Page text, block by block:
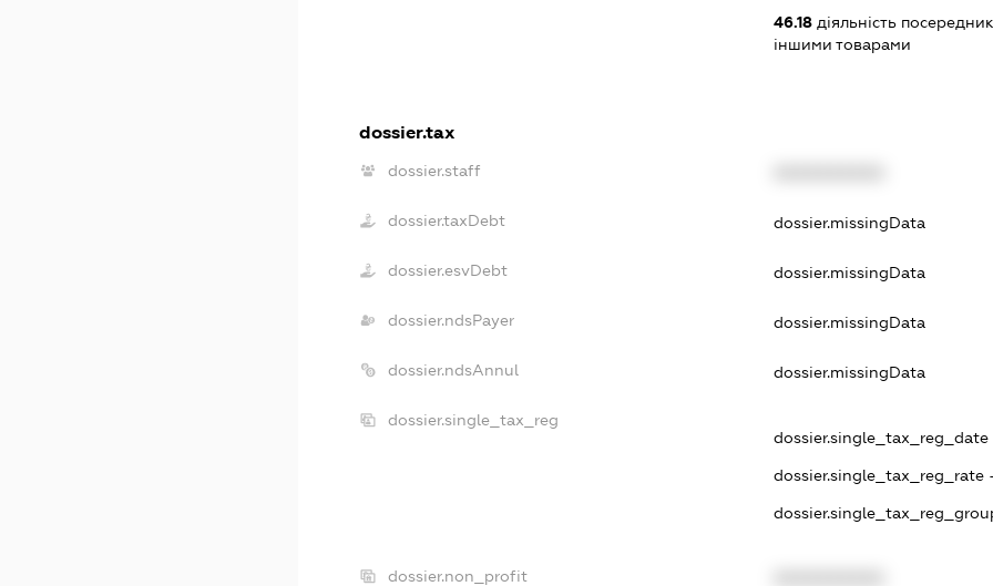
46.18діяльність
іншими товарами
dossier.tax
dossier.staff
dossier.taxDebt dossier.missingData
dossier.esvDebt dossier.missingData
dossier.ndsPayer dossier.missingData
dossier.ndsAnnul dossier.missingData
dossier.single_tax_reg
dossier.single_tax_reg_date
dossier.single_tax_reg_rate
dossier.non_profit